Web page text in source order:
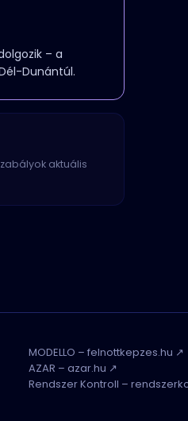
– a
Dunántúl.
aktuális
MODELLO – felnottkepzes.hu ↗
AZAR – azar.hu ↗
Rendszer Kontroll –